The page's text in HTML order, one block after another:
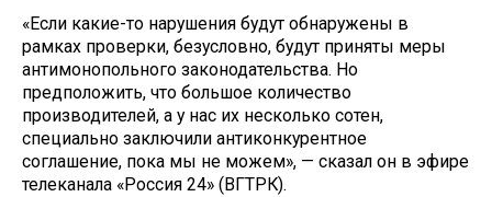
«Если какие-то нарушения будут обнаружены в
рамках проверки, безусловно, будут приняты меры
антимонопольного законодательства. Но
предположить, что большое количество
производителей, а у нас их несколько сотен,
специально заключили антиконкурентное
соглашение, пока мы не можем», — сказал он в эфире
телеканала «Россия 24» (ВГТРК).